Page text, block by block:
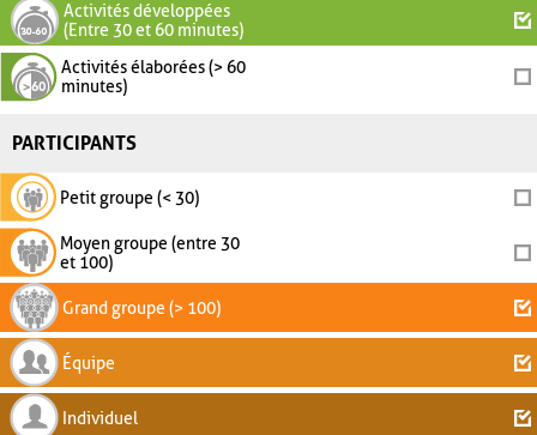
Activités développées
(Entre 30 et 60 minutes)
Activités élaborées (> 60
minutes)
PARTICIPANTS
Petit groupe (< 30)
Moyen groupe (entre 30
et 100)
Grand groupe (> 100)
Équipe
Individuel